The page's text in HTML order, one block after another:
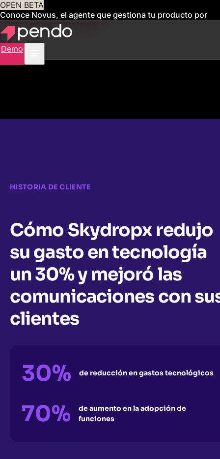
OPEN BETA
Conoce Novus, el agente que gestiona tu producto por
Obtén acceso anticipado
Demo
HISTORIA DE CLIENTE
Cómo Skydropx redujo
su gasto en tecnología
un 30% y mejoró las
comunicaciones con
clientes
30% de reducción en gastos tecnológicos
70%
de aumento en la adopción de
funciones